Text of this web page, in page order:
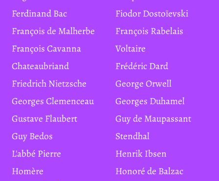
Ferdinand Bac
Fiodor Dostoïevski
François de Malherbe
François Rabelais
François Cavanna
Voltaire
Chateaubriand
Frédéric Dard
Friedrich Nietzsche
George Orwell
Georges Clemenceau
Georges Duhamel
Gustave Flaubert
Guy de Maupassant
Guy Bedos
Stendhal
L'abbé Pierre
Henrik Ibsen
Homère
Honoré de Balzac